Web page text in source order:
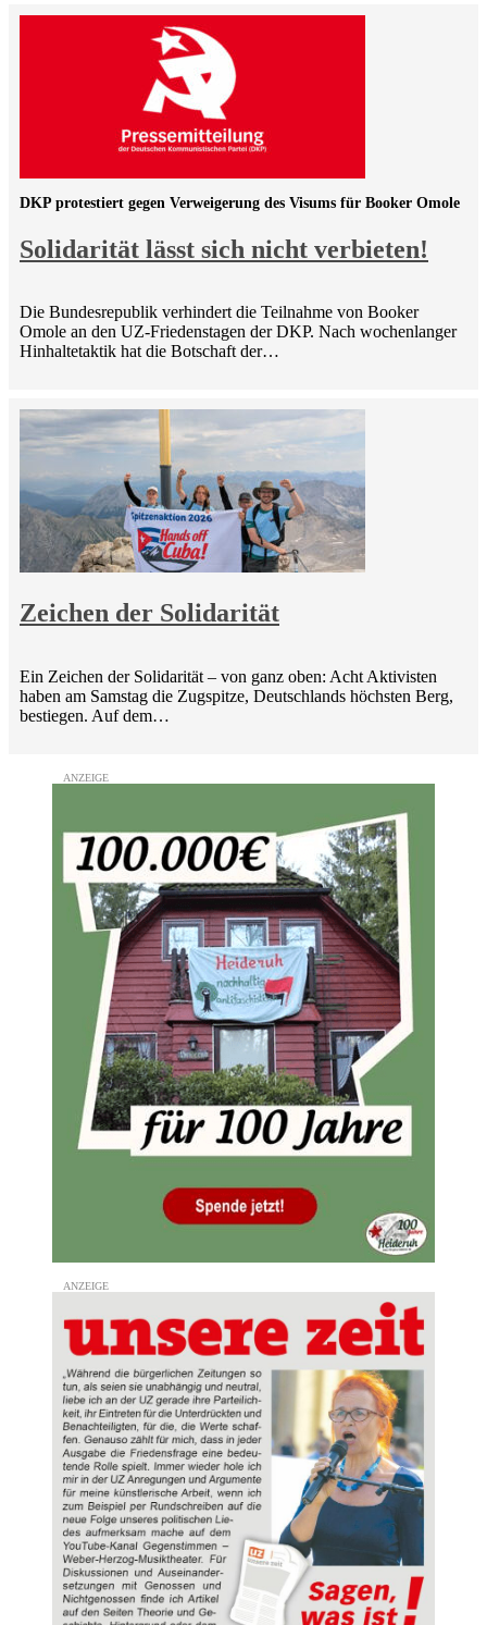
Solidarität lässt sich nicht verbieten!
DKP protestiert gegen Verweigerung des Visums für Booker Omole
Die Bundesrepublik verhindert die Teilnahme von Booker
Omole an den UZ-Friedenstagen der DKP. Nach wochenlanger
Hinhaltetaktik hat die Botschaft der…
Zeichen der Solidarität
Ein Zeichen der Solidarität – von ganz oben: Acht Aktivisten
haben am Samstag die Zugspitze, Deutschlands höchsten Berg,
bestiegen. Auf dem…